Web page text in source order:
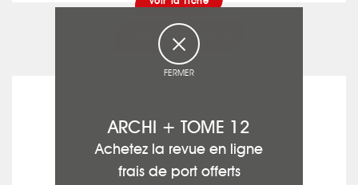
Etanchéité - Isolation
FERMER
ARCHI + TOME 12
Achetez la revue en ligne
frais de port offerts